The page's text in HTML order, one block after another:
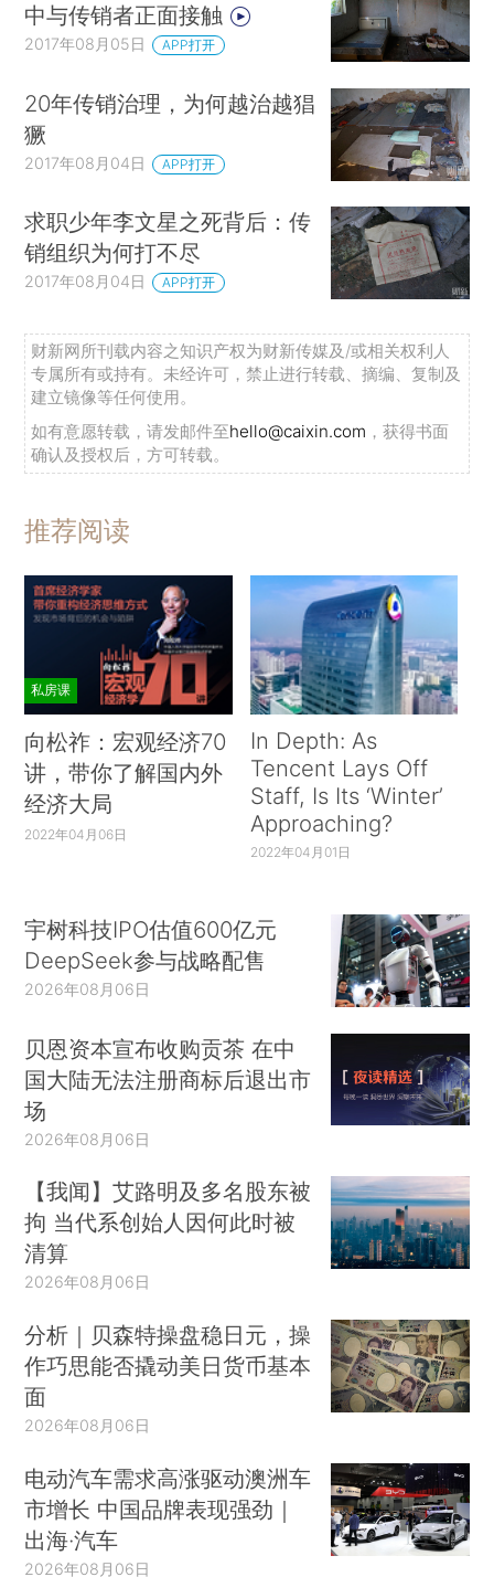
中与传销者正面接触
2017年08月05日 APP打开
20年传销治理，为何越治越猖
獗
2017年08月04日 APP打开
求职少年李文星之死背后：传
销组织为何打不尽
2017年08月04日 APP打开
财新网所刊载内容之知识产权为财新传媒及/或相关权利人
专属所有或持有。未经许可，禁止进行转载、摘编、复制及
建立镜像等任何使用。
如有意愿转载，请发邮件至hello@caixin.com ，获得书面
确认及授权后，方可转载。
推荐阅读
私房课
向松祚：宏观经济70
讲，带你了解国内外
经济大局
2022年04月06日
In Depth: As
Tencent Lays Off
Staff, Is Its ‘Winter’
Approaching?
2022年04月01日
宇树科技IPO估值600亿元
DeepSeek参与战略配售
2026年08月06日
贝恩资本宣布收购贡茶 在中
国大陆无法注册商标后退出市
场
2026年08月06日
【我闻】艾路明及多名股东被
拘 当代系创始人因何此时被
清算
2026年08月06日
分析｜贝森特操盘稳日元，操
作巧思能否撬动美日货币基本
面
2026年08月06日
电动汽车需求高涨驱动澳洲车
市增长 中国品牌表现强劲｜
出海·汽车
2026年08月06日